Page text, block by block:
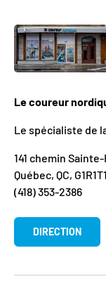
Le coureur
Le spécialiste de
141 chemin
Québec, QC, G1R1T1
(418) 353-2386
DIRECTION